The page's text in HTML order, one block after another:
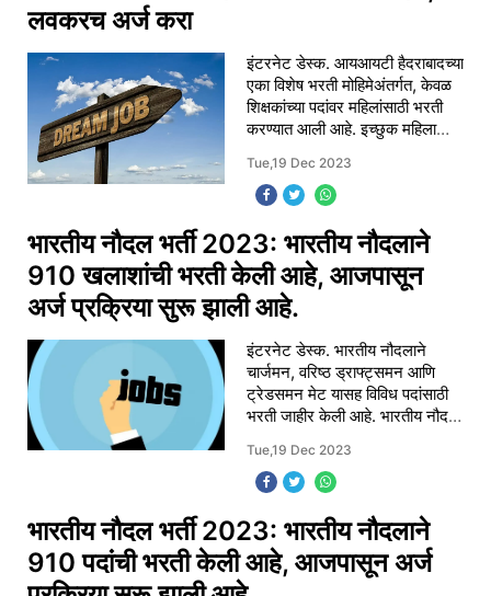
लवकरच अर्ज करा
इंटरनेट डेस्क. आयआयटी हैदराबादच्या
एका विशेष भरती मोहिमेअंतर्गत, केवळ
शिक्षकांच्या पदांवर महिलांसाठी भरती
करण्यात आली आहे. इच्छुक महिला
संध्याकाळी 5:30 वाजेपर्यंत अधि
Tue,19 Dec 2023
भारतीय नौदल भर्ती 2023: भारतीय नौदलाने
910 खलाशांची भरती केली आहे, आजपासून
अर्ज प्रक्रिया सुरू झाली आहे.
इंटरनेट डेस्क. भारतीय नौदलाने
चार्जमन, वरिष्ठ ड्राफ्ट्समन आणि
ट्रेडसमन मेट यासह विविध पदांसाठी
भरती जाहीर केली आहे. भारतीय नौदल
नोंदणी प्रक्रिया आजपासून सुरू झाली
आहे.
Tue,19 Dec 2023
भारतीय नौदल भर्ती 2023: भारतीय नौदलाने
910 पदांची भरती केली आहे, आजपासून अर्ज